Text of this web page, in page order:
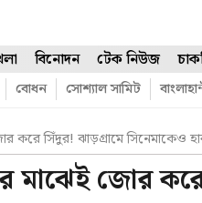
বিনোদন টেক নিউজ
বোধন সোশ্যাল সামিট
করে সিঁদুর! ঝাড়গ্রামে সিনেমাকেও
মাঝেই জোর